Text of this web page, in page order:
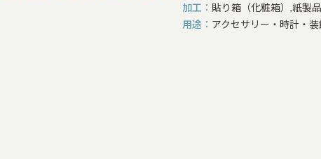
加工
貼り箱（化粧箱）,紙製
用途
アクセサリー・時計・